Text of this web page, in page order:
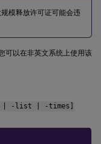
模释放许可证可能会违
可以在非英文系统上使用该
| -list | -times]